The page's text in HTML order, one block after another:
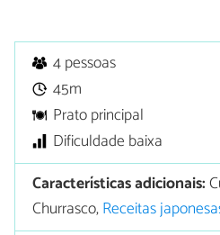
4 pessoas
45m
Prato principal
Dificuldade baixa
Características adicionais:
Churrasco,Receitas